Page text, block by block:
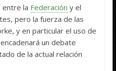
entre la Federación y el
pero la fuerza de las
y en particular el uso de
un debate
de la actual relación